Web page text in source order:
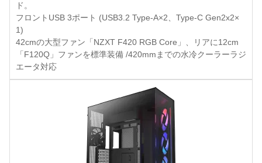
ド。
フロントUSB 3ポート (USB3.2 Type-A×2、Type-C Gen2x2×
1)
42cmの大型ファン「NZXT F420 RGB Core」、リアに12cm
「F120Q」ファンを標準装備 /420mmまでの水冷クーラーラジ
エータ対応